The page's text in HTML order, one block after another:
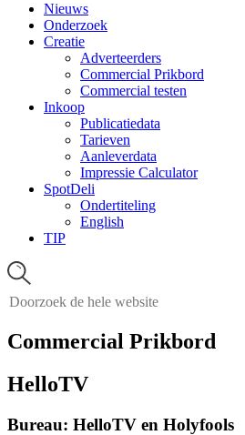
Nieuws
Onderzoek
Creatie
Adverteerders
Commercial Prikbord
Commercial testen
Inkoop
Publicatiedata
Tarieven
Aanleverdata
Impressie Calculator
SpotDeli
Ondertiteling
English
TIP
Commercial Prikbord
HelloTV
Bureau: HelloTV en Holyfools